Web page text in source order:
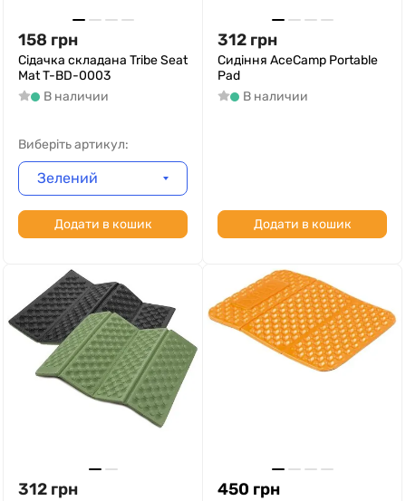
158 грн
Сідачка складана Tribe Seat
Mat T-BD-0003
В наличии
Виберіть артикул:
Зелений
Додати в кошик
312 грн
Сидіння AceCamp Portable
Pad
В наличии
Додати в кошик
312 грн 450 грн